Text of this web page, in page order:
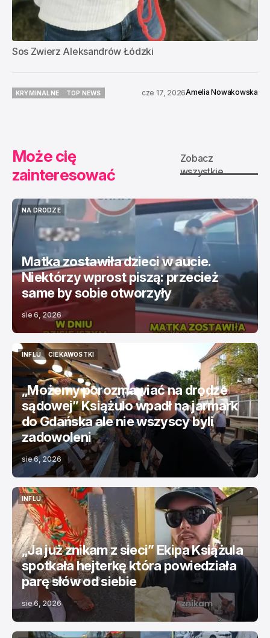
Sos Zwierz Aleksandrów Łódzki
KRYMINALNE
TOP NEWS
cze 17, 2026Amelia Nowakowska
Może cię
zainteresować
Zobacz
wszystkie
NA DRODZE
NA DRODZE
Matka zostawiła dzieci w aucie.
Niektórzy wprost piszą: przecież
same by sobie otworzyły
sie 6, 2026
INFLU
INFLU
CIEKAWOSTKI
CIEKAWOSTKI
„Możemy porozmawiać na drodze
sądowej” Książulo wpadł na jarmark
do Gdańska ale nie wszyscy byli
zadowoleni
sie 6, 2026
INFLU
INFLU
„Ja już znikam z sieci” Ekipa Książula
spotkała hejterkę która powiedziała
parę słów od siebie
sie 6, 2026